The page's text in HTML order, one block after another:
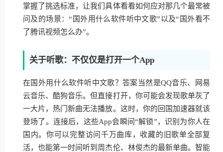
掌握了挑选标准，让我们具体看看如何应对那几个最常被
问及的场景：“国外用什么软件听中文歌”以及“国外看不
了腾讯视频怎么办”。
关于听歌：不仅仅是打开一个App
在国外用什么软件听中文歌？答案当然是QQ音乐、网易
云音乐、酷狗音乐。但直接打开，你可能会发现歌单灰了
一大片，热门新曲无法播放。这时，你的回国加速器就该
登场了。连接后，这些App会瞬间“解锁”，识别为你人在
国内。你可以完整访问千万曲库，收藏的旧歌单全部复
活，也能第一时间听到周杰伦、林俊杰的最新单曲。智能